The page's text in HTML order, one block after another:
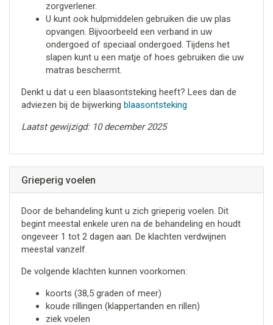
zorgverlener.
U kunt ook hulpmiddelen gebruiken die uw plas
opvangen. Bijvoorbeeld een verband in uw
ondergoed of speciaal ondergoed. Tijdens het
slapen kunt u een matje of hoes gebruiken die uw
matras beschermt.
Denkt u dat u een blaasontsteking heeft? Lees dan de
adviezen bij de bijwerking blaasontsteking
Laatst gewijzigd: 10 december 2025
Grieperig voelen
Door de behandeling kunt u zich grieperig voelen. Dit
begint meestal enkele uren na de behandeling en houdt
ongeveer 1 tot 2 dagen aan. De klachten verdwijnen
meestal vanzelf.
De volgende klachten kunnen voorkomen:
koorts (38,5 graden of meer)
koude rillingen (klappertanden en rillen)
ziek voelen